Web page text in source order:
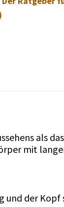
als
mit
und der